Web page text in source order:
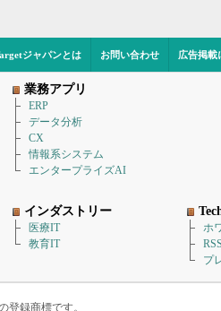
ジャパンとは お問い合わせ 広告掲載
業務アプリ
ERP
データ分析
CX
情報系システム
エンタープライズAI
インダストリー
医療IT
教育IT
ホ
プ
登録商標です。